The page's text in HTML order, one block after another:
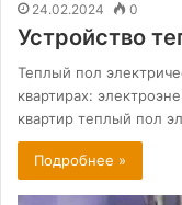
24.02.2024 0
Устройство
Теплый пол
квартирах:
квартир теплый пол
Подробнее »